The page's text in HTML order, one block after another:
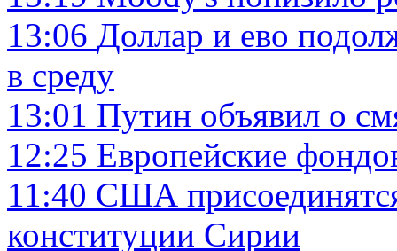
13:06 Доллар и ево
в среду
13:01 Путин объявил о
12:25 Европейские
11:40 США
конституции Сирии